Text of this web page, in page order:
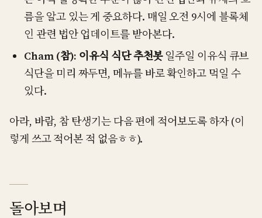
름을 알고 있는 게 중요하다. 매일 오전 9시에 블록체
인 관련 법안 업데이트를 받아본다.
Cham (참): 이유식 식단 추천봇일주일 이유식 큐브
식단을 미리 짜두면, 메뉴를 바로 확인하고 먹일 수
있다.
아라, 바람, 참 탄생기는 다음 편에 적어보도록 하자 (이
렇게 쓰고 적어본 적 없음ㅎㅎ).
돌아보며